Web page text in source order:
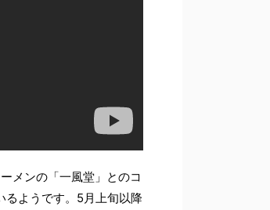
メンの「一風堂」とのコ
るようです。5月上旬以降